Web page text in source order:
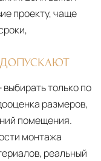
проекту, чаще
только по
размеров,
помещения.
монтажа
реальный